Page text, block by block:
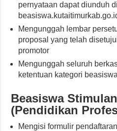
pernyataan dapat diunduh
Mengunggah lembar
proposal yang telah
promotor
Mengunggah seluruh
ketentuan kategori
Beasiswa
(Pendidikan
Mengisi formulir